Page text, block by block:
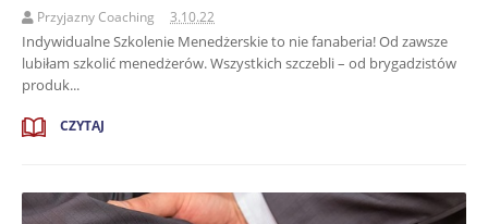
Przyjazny Coaching 3.10.22
Indywidualne Szkolenie Menedżerskie to nie fanaberia! Od zawsze
lubiłam szkolić menedżerów. Wszystkich szczebli – od brygadzistów
produk...
CZYTAJ